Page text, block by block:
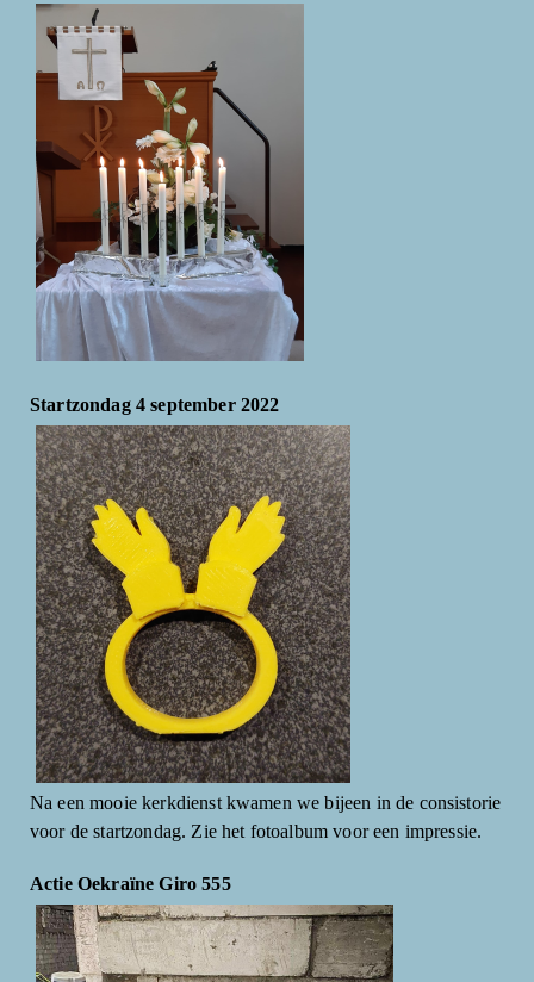
Startzondag 4 september 2022
Na een mooie kerkdienst kwamen we bijeen in de consistorie
voor de startzondag. Zie het fotoalbum voor een impressie.
Actie Oekraïne Giro 555